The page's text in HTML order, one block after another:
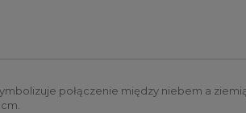
połączenie między niebem a